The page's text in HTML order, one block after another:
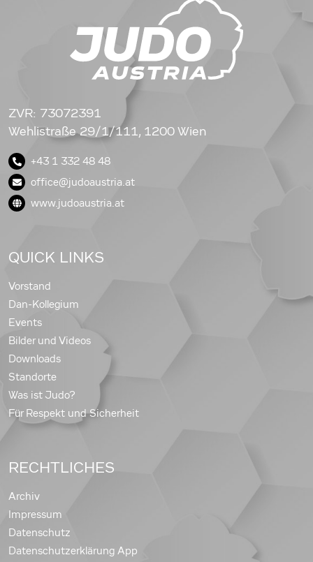
ZVR: 73072391
Wehlistraße 29/1/111, 1200 Wien
+43 1 332 48 48
office@judoaustria.at
www.judoaustria.at
QUICK LINKS
Vorstand
Dan-Kollegium
Events
Bilder und Videos
Downloads
Standorte
Was ist Judo?
Für Respekt und Sicherheit
RECHTLICHES
Archiv
Impressum
Datenschutz
Datenschutzerklärung App